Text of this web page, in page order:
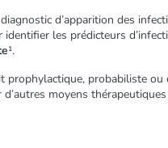
d’apparition des
les prédicteurs
¹.
prophylactique, probabiliste
moyens